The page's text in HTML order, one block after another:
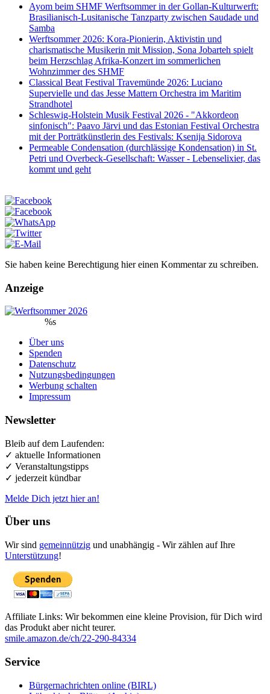
Ayom beim SHMF Werftsommer in der Gollan-Kulturwerft:
Brasilianisch-Lusitanische Tanzparty zwischen Saudade und
Samba
Werftsommer 2026: Kora-Pionierin, Aktivistin und
charismatische Musikerin mit Mission, Sona Jobarteh spielt
beim Herzschlag Afrika-Konzert im sommerlichen
Wohnzimmer des SHMF
Classical Beat Festival Travemünde 2026: Luciano
Supervielle und das Jesse Mattern Orchestra im Maritim
Strandhotel
Schleswig-Holstein Musik Festival 2026 - "Akkordeon
sinfonisch": Paavo Järvi und das Estonian Festival Orchestra
mit der Porträtkünstlerin des Festivals: Ksenija Sidorova
Permeable Condensation (durchlässige Kondensation) in St.
Petri und Overbeck-Gesellschaft: Wasser - Lebenselixier, das
kommt und geht
Sie haben keine Berechtigung hier einen Kommentar zu schreiben.
Anzeige
%s
Über uns
Spenden
Datenschutz
Nutzungsbedingungen
Werbung schalten
Impressum
Newsletter
Bleib auf dem Laufenden:
✓ aktuelle Informationen
✓ Veranstaltungstipps
✓ jederzeit kündbar
Melde Dich jetzt hier an!
Über uns
Wir sind gemeinnützig und unabhängig - Wir zählen auf Ihre
Unterstützung!
Affiliate Links: Wir bekommen eine kleine Provision, für Dich wird
das Produkt aber nicht teurer.
smile.amazon.de/ch/22-290-84334
Service
Bürgernachrichten online (BIRL)